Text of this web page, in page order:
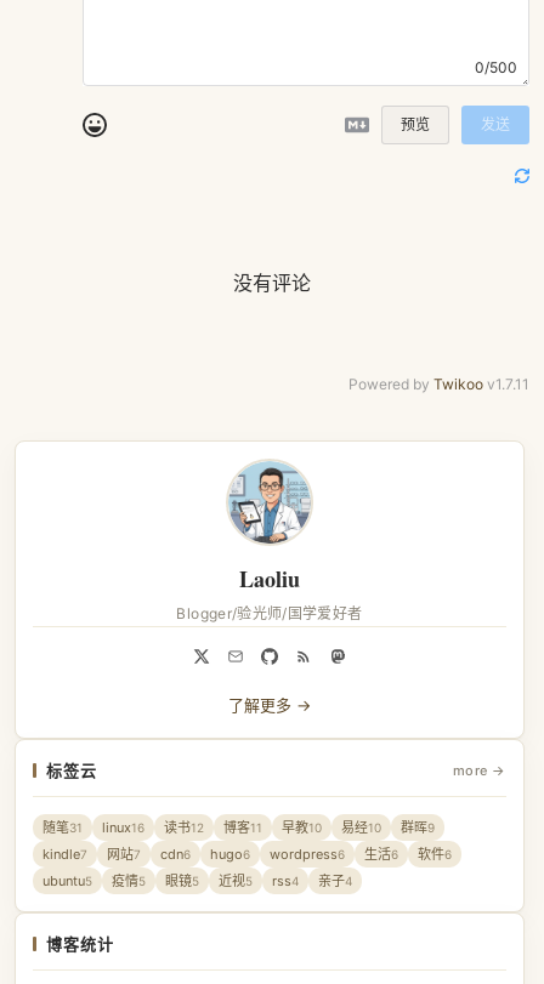
0/500
预览 发送
没有评论
Powered by Twikoo v1.7.11
Laoliu
Blogger/验光师/国学爱好者
了解更多 →
标签云 more →
随笔31 linux16 读书12 博客11 早教10 易经10 群晖9
kindle7 网站7 cdn6 hugo6 wordpress6 生活6 软件6
ubuntu5 疫情5 眼镜5 近视5 rss4 亲子4
博客统计